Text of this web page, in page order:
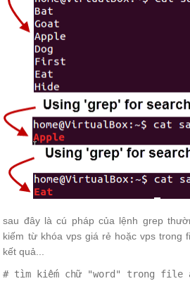
sau đây là cú pháp của lệnh grep
kiếm từ khóa vps giá rẻ hoặc vps trong
kết quả...
# tìm kiếm chữ "word" trong file